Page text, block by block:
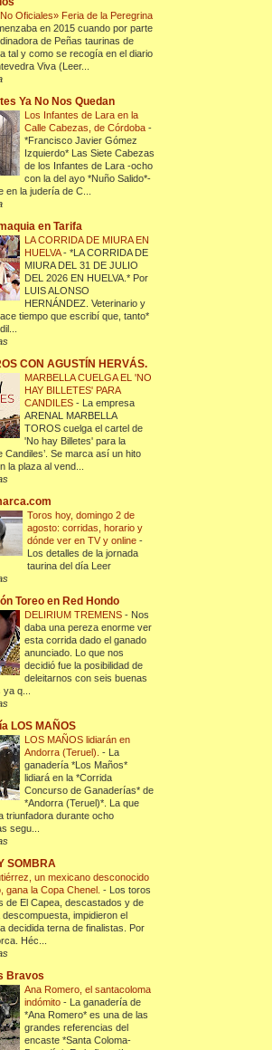
Oficiales» Feria de la Peregrina
en 2015 cuando por parte
de Peñas taurinas de
tal y como se recogía en el diario
Viva (Leer...
Ya No Nos Quedan
Los Infantes de Lara en la
Calle Cabezas, de Córdoba-
*Francisco Javier Gómez
Izquierdo* Las Siete Cabezas
de los Infantes de Lara -ocho
con la del ayo *Nuño Salido*-
en la judería de C...
en Tarifa
LA CORRIDA DE MIURA EN
HUELVA-*LA CORRIDA DE
MIURA DEL 31 DE JULIO
DEL 2026 EN HUELVA.* Por
LUIS ALONSO
HERNÁNDEZ. Veterinario y
tiempo que escribí que, tanto*
CON AGUSTÍN HERVÁS.
MARBELLA CUELGA EL 'NO
HAY BILLETES' PARA
CANDILES- La empresa
ARENAL MARBELLA
TOROS cuelga el cartel de
'No hay Billetes' para la
Candiles’. Se marca así un hito
la plaza al vend...
Toros hoy, domingo 2 de
agosto: corridas, horario y
dónde ver en TV y online-
Los detalles de la jornada
taurina del día Leer
Toreo en Red Hondo
DELIRIUM TREMENS- Nos
daba una pereza enorme ver
esta corrida dado el ganado
anunciado. Lo que nos
decidió fue la posibilidad de
deleitarnos con seis buenas
q...
LOS MAÑOS
LOS MAÑOS lidiarán en
Andorra (Teruel).- La
ganadería *Los Maños*
lidiará en la *Corrida
Concurso de Ganaderías* de
*Andorra (Teruel)*. La que
triunfadora durante ocho
segu...
SOMBRA
un mexicano desconocido
gana la Copa Chenel.- Los toros
de El Capea, descastados y de
descompuesta, impidieron el
decidida terna de finalistas. Por
Héc...
Bravos
Ana Romero, el santacoloma
indómito- La ganadería de
*Ana Romero* es una de las
grandes referencias del
encaste *Santa Coloma-